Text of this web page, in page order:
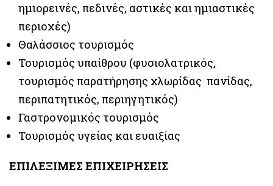
ημιορεινές, πεδινές, αστικές και ημιαστικές
περιοχές)
Θαλάσσιος τουρισμός
Τουρισμός υπαίθρου (φυσιολατρικός,
τουρισμός παρατήρησης χλωρίδας πανίδας,
περιπατητικός, περιηγητικός)
Γαστρονομικός τουρισμός
Τουρισμός υγείας και ευαιξίας
ΕΠΙΛΕΞΙΜΕΣ ΕΠΙΧΕΙΡΗΣΕΙΣ